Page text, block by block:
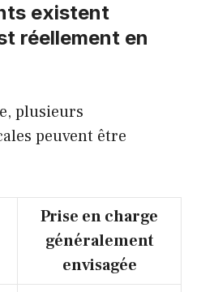
existent
réellement en
plusieurs
peuvent être
Prise en charge
généralement
envisagée